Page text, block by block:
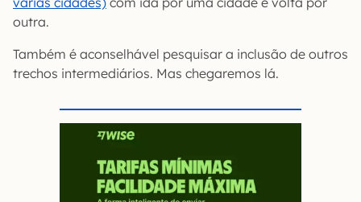
outra.
Também é aconselhável pesquisar a inclusão de outros
trechos intermediários. Mas chegaremos lá.